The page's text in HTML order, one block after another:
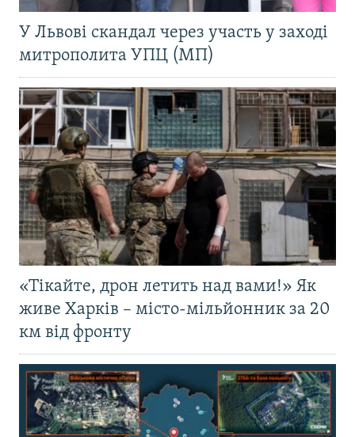
У Львові скандал через участь у заході
митрополита УПЦ (МП)
«Тікайте, дрон летить над вами!» Як
живе Харків – місто-мільйонник за 20
км від фронту